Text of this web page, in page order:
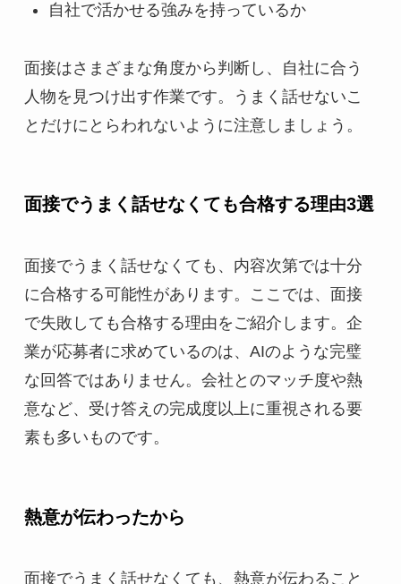
自社で活かせる強みを持っているか
面接はさまざまな角度から判断し、自社に合う
人物を見つけ出す作業です。うまく話せないこ
とだけにとらわれないように注意しましょう。
面接でうまく話せなくても合格する理由3選
面接でうまく話せなくても、内容次第では十分
に合格する可能性があります。ここでは、面接
で失敗しても合格する理由をご紹介します。企
業が応募者に求めているのは、AIのような完璧
な回答ではありません。会社とのマッチ度や熱
意など、受け答えの完成度以上に重視される要
素も多いものです。
熱意が伝わったから
面接でうまく話せなくても、熱意が伝わること